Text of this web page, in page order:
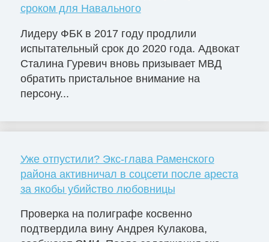
сроком для Навального
Лидеру ФБК в 2017 году продлили
испытательный срок до 2020 года. Адвокат
Сталина Гуревич вновь призывает МВД
обратить пристальное внимание на
персону...
Уже отпустили? Экс-глава Раменского
района активничал в соцсети после ареста
за якобы убийство любовницы
Проверка на полиграфе косвенно
подтвердила вину Андрея Кулакова,